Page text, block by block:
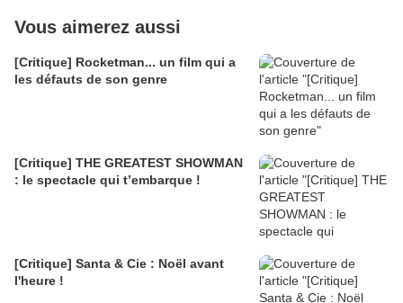
Vous aimerez aussi
[Critique] Rocketman... un film qui a
les défauts de son genre
[Critique] THE GREATEST SHOWMAN
: le spectacle qui t’embarque !
[Critique] Santa & Cie : Noël avant
l'heure !